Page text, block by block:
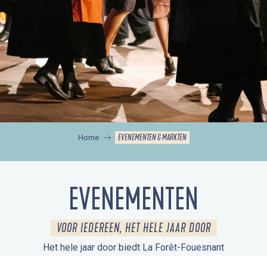
Home EVENEMENTEN & MARKTEN
EVENEMENTEN
VOOR IEDEREEN, HET HELE JAAR DOOR
Het hele jaar door biedt La Forêt-Fouesnant